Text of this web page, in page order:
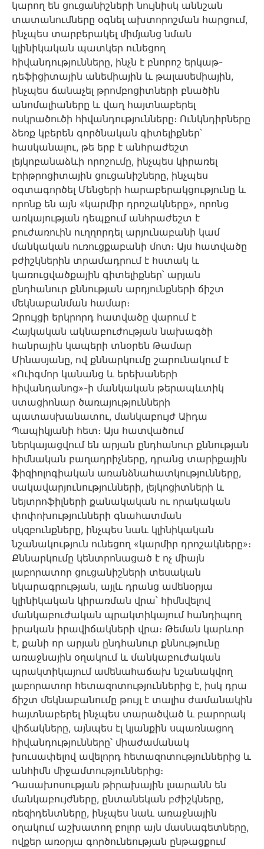
կարող են ցուցանիշների նույնիսկ աննշան
տատանումները օգնել ախտորոշման հարցում,
ինչպես տարբերակել միմյանց նման
կլինիկական պատկեր ունեցող
հիվանդությունները, ինչն է բնորոշ երկաթ-
դեֆիցիտային անեմիային և թալասեմիային,
ինչպես ճանաչել թրոմբոցիտների բնածին
անոմալիաները և վաղ հայտնաբերել
ոսկրածուծի հիվանդությունները։ Ունկնդիրները
ձեռք կբերեն գործնական գիտելիքներ՝
հասկանալու, թե երբ է անհրաժեշտ
լեյկոբանաձևի որոշումը, ինչպես կիրառել
էրիթրոցիտային ցուցանիշները, ինչպես
օգտագործել Մենցերի հարաբերակցությունը և
որոնք են այն «կարմիր դրոշակները», որոնց
առկայության դեպքում անհրաժեշտ է
բուժառուին ուղղորդել արյունաբանի կամ
մանկական ուռուցքաբանի մոտ։ Այս հատվածը
բժիշկներին տրամադրում է հստակ և
կառուցվածքային գիտելիքներ՝ արյան
ընդհանուր քննության արդյունքների ճիշտ
մեկնաբանման համար։
Զրույցի երկրորդ հատվածը վարում է
Հայկական ակնաբուժության նախագծի
հանրային կապերի տնօրեն Թամար
Մինասյանը, ով քննարկումը շարունակում է
«Ուիգմոր կանանց և երեխաների
հիվանդանոց»-ի մանկական թերապևտիկ
ստացիոնար ծառայությունների
պատասխանատու, մանկաբույժ Աիդա
Պապիկյանի հետ։ Այս հատվածում
ներկայացվում են արյան ընդհանուր քննության
հիմնական բաղադրիչները, դրանց տարիքային
ֆիզիոլոգիական առանձնահատկությունները,
սակավարյունությունների, լեյկոցիտների և
նեյտրոֆիլների քանակական ու որակական
փոփոխությունների գնահատման
սկզբունքները, ինչպես նաև կլինիկական
նշանակություն ունեցող «կարմիր դրոշակները»։
Քննարկումը կենտրոնացած է ոչ միայն
լաբորատոր ցուցանիշների տեսական
նկարագրության, այլև դրանց ամենօրյա
կլինիկական կիրառման վրա՝ հիմնվելով
մանկաբուժական պրակտիկայում հանդիպող
իրական իրավիճակների վրա։ Թեման կարևոր
է, քանի որ արյան ընդհանուր քննությունը
առաջնային օղակում և մանկաբուժական
պրակտիկայում ամենահաճախ նշանակվող
լաբորատոր հետազոտություններից է, իսկ դրա
ճիշտ մեկնաբանումը թույլ է տալիս ժամանակին
հայտնաբերել ինչպես տարածված և բարորակ
վիճակները, այնպես էլ կյանքին սպառնացող
հիվանդությունները՝ միաժամանակ
խուսափելով ավելորդ հետազոտություններից և
անհիմն միջամտություններից։
Դասախոսության թիրախային լսարանն են
մանկաբույժները, ընտանեկան բժիշկները,
ռեզիդենտները, ինչպես նաև առաջնային
օղակում աշխատող բոլոր այն մասնագետները,
ովքեր առօրյա գործունեության ընթացքում